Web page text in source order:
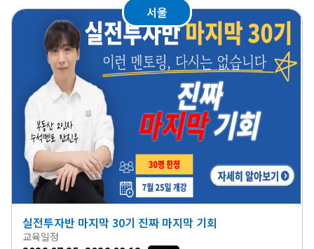
서울
실전투자반 마지막 30기 진짜 마지막 기회
교육일정